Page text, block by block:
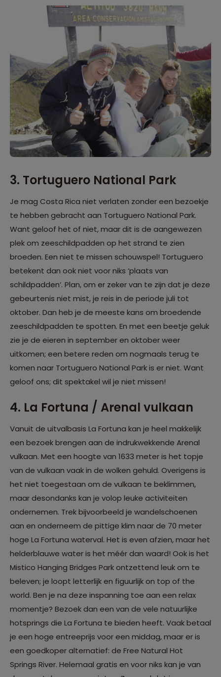
3. Tortuguero National Park
Je mag Costa Rica niet verlaten zonder een bezoekje
te hebben gebracht aan Tortuguero National Park.
Want geloof het of niet, maar dit is de aangewezen
plek om zeeschildpadden op het strand te zien
broeden. Een niet te missen schouwspel! Tortuguero
betekent dan ook niet voor niks ‘plaats van
schildpadden’. Plan, om er zeker van te zijn dat je deze
gebeurtenis niet mist, je reis in de periode juli tot
oktober. Dan heb je de meeste kans om broedende
zeeschildpadden te spotten. En met een beetje geluk
zie je de eieren in september en oktober weer
uitkomen; een betere reden om nogmaals terug te
komen naar Tortuguero National Park is er niet. Want
geloof ons; dit spektakel wil je niet missen!
4. La Fortuna / Arenal vulkaan
Vanuit de uitvalbasis La Fortuna kan je heel makkelijk
een bezoek brengen aan de indrukwekkende Arenal
vulkaan. Met een hoogte van 1633 meter is het topje
van de vulkaan vaak in de wolken gehuld. Overigens is
het niet toegestaan om de vulkaan te beklimmen,
maar desondanks kan je volop leuke activiteiten
ondernemen. Trek bijvoorbeeld je wandelschoenen
aan en onderneem de pittige klim naar de 70 meter
hoge La Fortuna waterval. Het is even afzien, maar het
helderblauwe water is het méér dan waard! Ook is het
Mistico Hanging Bridges Park ontzettend leuk om te
beleven; je loopt letterlijk en figuurlijk on top of the
world. Ben je na deze inspanning toe aan een relax
momentje? Bezoek dan een van de vele natuurlijke
hotsprings die La Fortuna te bieden heeft. Vaak betaal
je een hoge entreeprijs voor een middag, maar er is
een goedkoper alternatief: de Free Natural Hot
Springs River. Helemaal gratis en voor niks kan je van